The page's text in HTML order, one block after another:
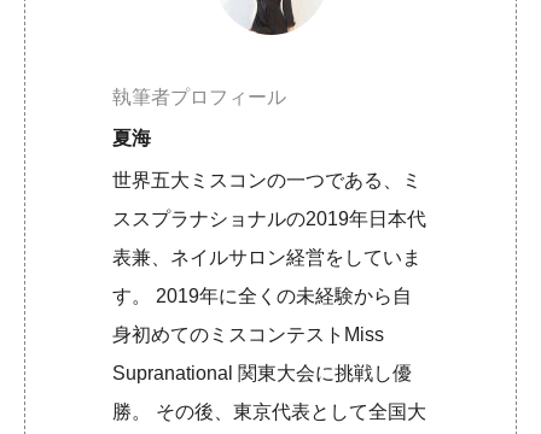
執筆者プロフィール
夏海
世界五大ミスコンの一つである、ミ
ススプラナショナルの2019年日本代
表兼、ネイルサロン経営をしていま
す。 2019年に全くの未経験から自
身初めてのミスコンテストMiss
Supranational 関東大会に挑戦し優
勝。 その後、東京代表として全国大